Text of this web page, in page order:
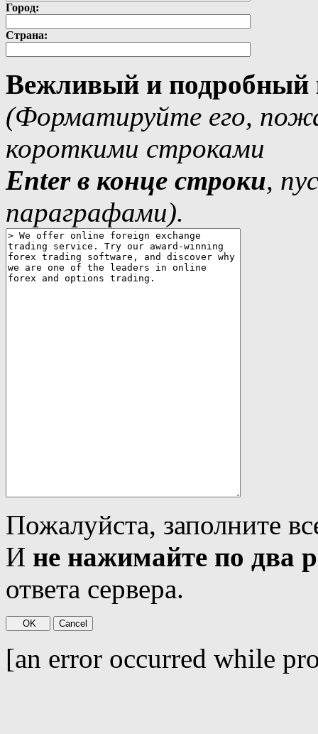
Город:
Страна:
Вежливый и подробный
(Форматируйте его,
короткими строками
Еnter в конце строки,
параграфами).
Пожалуйста, заполните
И не нажимайте по два
ответа сервера.
[an error occurred while